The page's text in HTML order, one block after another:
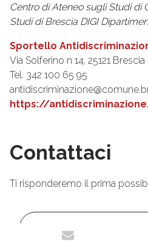
Centro di Ateneo sugli Studi di
Studi di Brescia DIGI
Sportello
Via Solferino n 14, 25121 Brescia
Tel. 342 100 65 95
https://
Contattaci
Ti risponderemo il prima
Nome *